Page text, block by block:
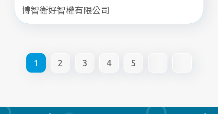
博智衛好智權有限公司
1 2 3 4 5